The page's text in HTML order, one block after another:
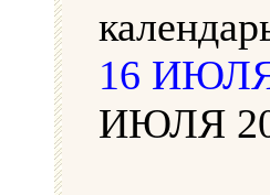
16
ИЮЛЯ